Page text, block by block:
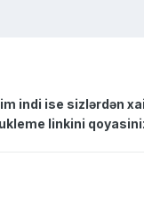
indi ise sizlərdən
linkini